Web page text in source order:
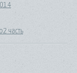
часть